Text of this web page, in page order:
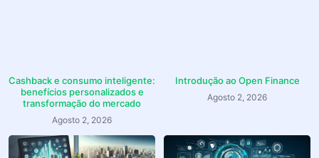
Cashback e consumo inteligente:
benefícios personalizados e
transformação do mercado
Agosto 2, 2026
Introdução ao Open Finance
Agosto 2, 2026